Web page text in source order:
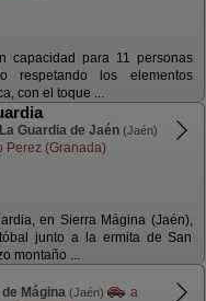
capacidad para 11 personas
respetando los elementos
con el toque ...
La Guardia de Jaén (Jaén)
Perez (Granada)
en Sierra Mágina (Jaén),
junto a la ermita de San
montaño ...
Mágina (Jaén)
a